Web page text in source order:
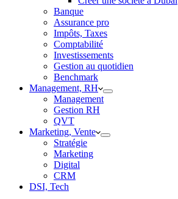
Banque
Assurance pro
Impôts, Taxes
Comptabilité
Investissements
Gestion au quotidien
Benchmark
Management, RH
Management
Gestion RH
QVT
Marketing, Vente
Stratégie
Marketing
Digital
CRM
DSI, Tech